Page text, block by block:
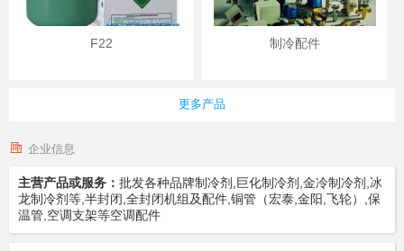
F22 制冷配件
更多产品
企业信息
主营产品或服务： 批发各种品牌制冷剂,巨化制冷剂,金冷制冷剂,冰
龙制冷剂等,半封闭,全封闭机组及配件,铜管（宏泰,金阳,飞轮）,保
温管,空调支架等空调配件